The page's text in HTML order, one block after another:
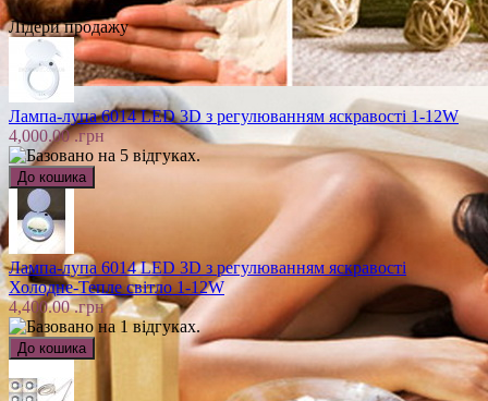
Лідери продажу
Лампа-лупа 6014 LED 3D з регулюванням яскравості 1-12W
4,000.00 .грн
Лампа-лупа 6014 LED 3D з регулюванням яскравості
Холодне-Тепле світло 1-12W
4,400.00 .грн